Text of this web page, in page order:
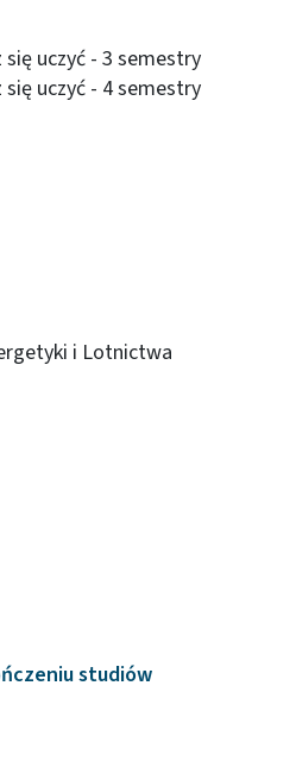
uczyć - 3 semestry
uczyć - 4 semestry
i Lotnictwa
studiów